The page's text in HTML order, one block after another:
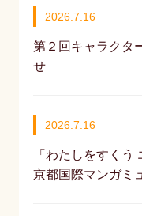
2026.7.16
第２回キャラクタ
せ
2026.7.16
「わたしをすく
京都国際マンガミ